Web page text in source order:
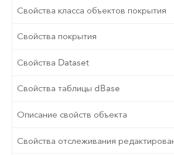
Свойства класса объектов покрытия
Свойства покрытия
Свойства Dataset
Свойства таблицы dBase
Описание свойств объекта
Свойства отслеживания